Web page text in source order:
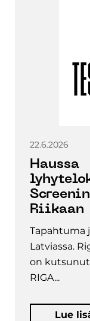
22.6.2026
Haussa
Riikaan
Tapahtuma
Latviassa.
on kutsunut
RIGA...
Lue